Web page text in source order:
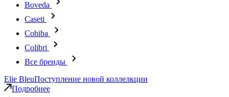
Boveda
Caseti
Cohiba
Colibri
Все бренды
Elie BleuПоступление новой коллелкции
Подробнее